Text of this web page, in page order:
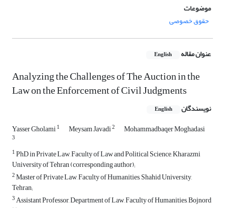
موضوعات
حقوق خصوصی
عنوان مقاله English
Analyzing the Challenges of The Auction in the
Law on the Enforcement of Civil Judgments
نویسندگان English
Yasser Gholami1 Meysam Javadi2 Mohammadbaqer Moghadasi
3
1PhD in Private Law, Faculty of Law and Political Science, Kharazmi
University of Tehran (corresponding author);
2Master of Private Law, Faculty of Humanities, Shahid University,
Tehran;
3Assistant Professor, Department of Law, Faculty of Humanities, Bojnord